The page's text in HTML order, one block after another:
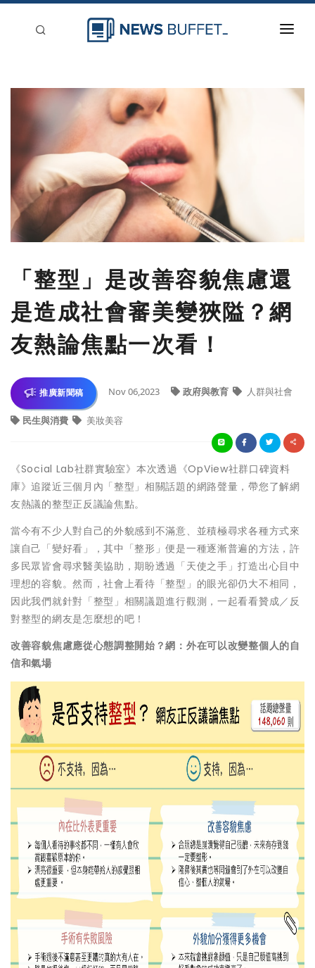
新聞稿分類
刊登
「整型」是改善容貌焦慮還
是造成社會審美變狹隘？網
友熱論焦點一次看！
推廣新聞稿 Nov 06,2023 政府與教育 人群與社會
民生與消費 美妝美容
《Social Lab社群實驗室》本次透過《OpView社群口碑資料
庫》追蹤近三個月內「整型」相關話題的網路聲量，帶您了解網
友熱議的整型正反議論焦點。
當今有不少人對自己的外貌感到不滿意、並積極尋求各種方式來
讓自己「變好看」，其中「整形」便是一種逐漸普遍的方法，許
多民眾皆會尋求醫美協助，期盼透過「天使之手」打造出心目中
理想的容貌。然而，社會上看待「整型」的眼光卻仍大不相同，
因此我們就針對「整型」相關議題進行觀測，一起看看贊成／反
對整型的網友是怎麼想的吧！
改善容貌焦慮應從心態調整開始？網：外在可以改變整個人的自
信和氣場